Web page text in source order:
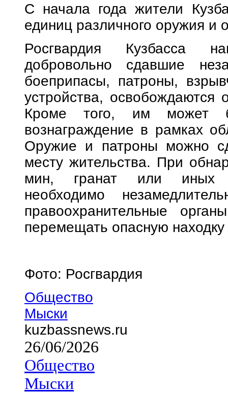
С начала года жители
единиц различного оружия и
Росгвардия Кузбасса
добровольно сдавшие
боеприпасы, патроны,
устройства, освобождаются
Кроме того, им может
вознаграждение в рамках
Оружие и патроны можно
месту жительства. При
мин, гранат или иных
необходимо
правоохранительные
перемещать опасную
Фото: Росгвардия
Общество
Мыски
kuzbassnews.ru
26/06/2026
Общество
Мыски